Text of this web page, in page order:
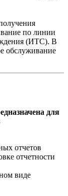
по линии
(ИТС). В
обслуживание
для
отчетов
отчетности
виде